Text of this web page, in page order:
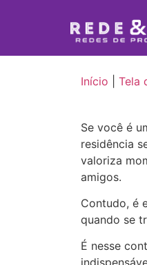
Início Tela
Se você é
residência
valoriza
amigos.
Contudo, é
quando se
É nesse